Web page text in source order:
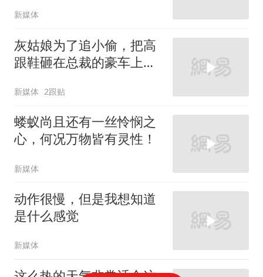
新媒体
灰姑娘为了追小偷，把高
跟鞋砸在总裁的豪车上，
新媒体 2跟贴
蝼蚁尚且还有一丝怜悯之
心，何况万物皆有灵性！
新媒体
动作很慢，但是我想知道
是什么感觉
新媒体